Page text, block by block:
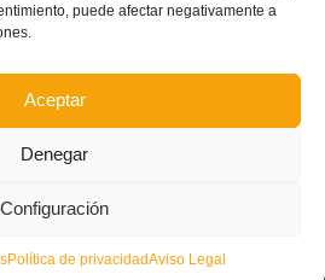
puede afectar negativamente a
Aceptar
Denegar
Configuración
Política de privacidadAviso Legal